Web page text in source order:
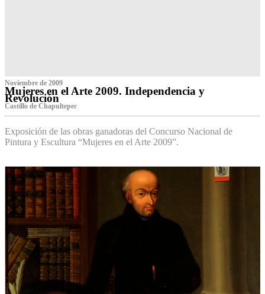
Noviembre de 2009
Mujeres en el Arte 2009. Independencia y
Revolución
Castillo de Chapultepec
Exposición de las obras ganadoras del Concurso Nacional de
Pintura y Escultura “Mujeres en el Arte 2009”.